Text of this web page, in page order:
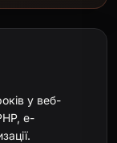
у веб-
e-